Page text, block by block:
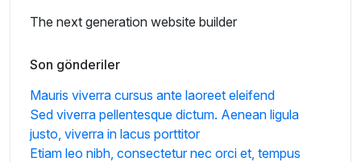
The next generation website builder
Son gönderiler
Mauris viverra cursus ante laoreet eleifend
Sed viverra pellentesque dictum. Aenean ligula
justo, viverra in lacus porttitor
Etiam leo nibh, consectetur nec orci et, tempus